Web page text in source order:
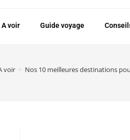
A voir Guide voyage
voir > Nos 10 meilleures destinations